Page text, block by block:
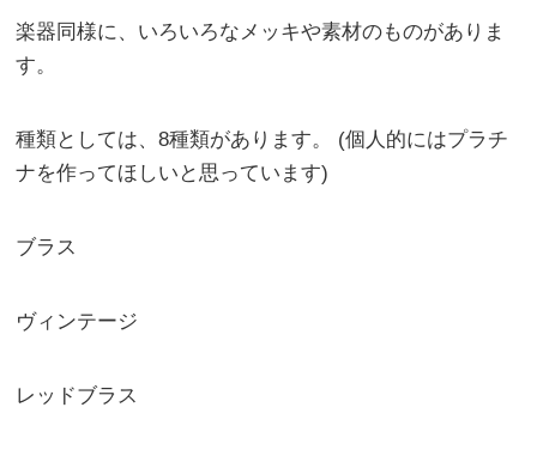
楽器同様に、いろいろなメッキや素材のものがありま
す。
種類としては、8種類があります。 (個人的にはプラチ
ナを作ってほしいと思っています)
ブラス
ヴィンテージ
レッドブラス